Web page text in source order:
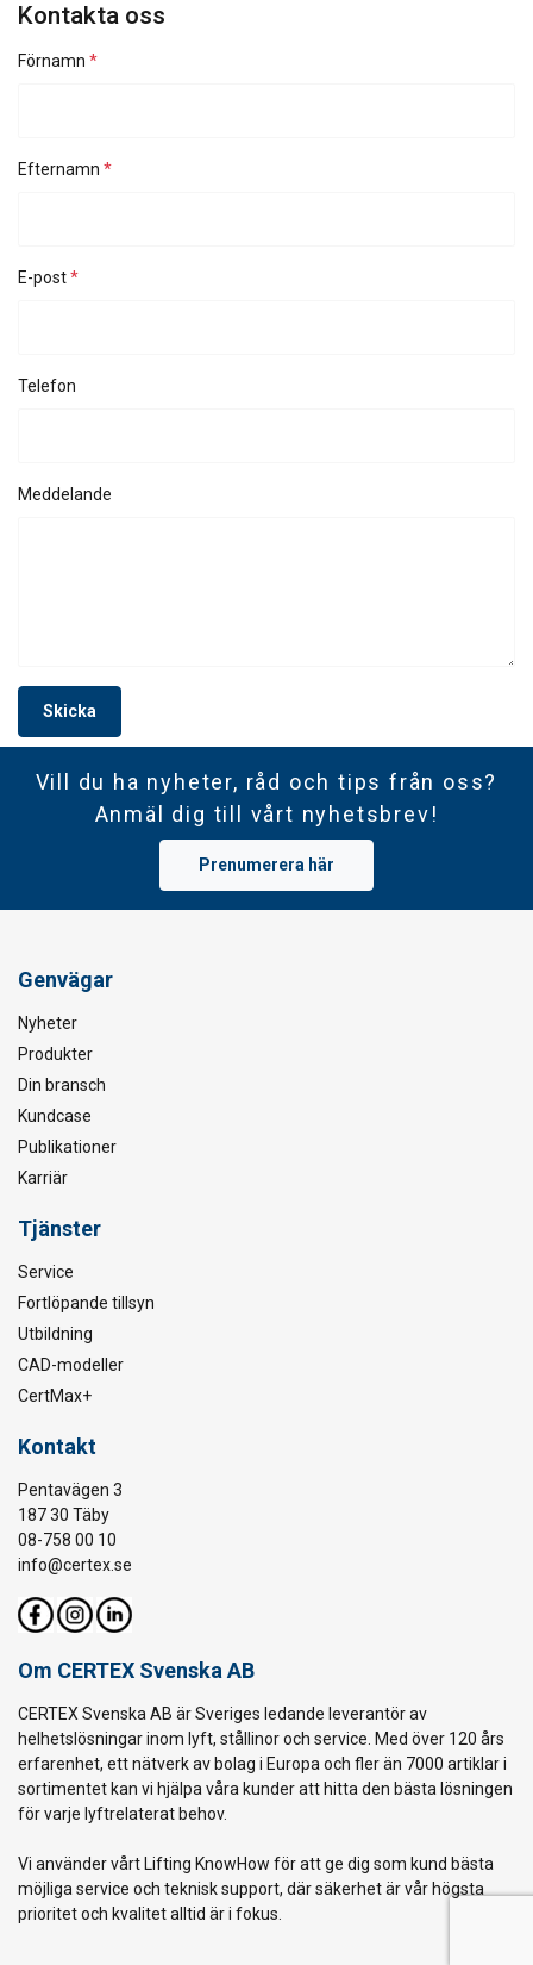
Kontakta oss
Förnamn
Efternamn
E-post
Telefon
Meddelande
Skicka
Vill du ha nyheter, råd och tips från oss?
Anmäl dig till vårt nyhetsbrev!
Prenumerera här
Genvägar
Nyheter
Produkter
Din bransch
Kundcase
Publikationer
Karriär
Tjänster
Service
Fortlöpande tillsyn
Utbildning
CAD-modeller
CertMax+
Kontakt
Pentavägen 3
187 30 Täby
08-758 00 10
info@certex.se
Om CERTEX Svenska AB
CERTEX Svenska AB är Sveriges ledande leverantör av
helhetslösningar inom lyft, stållinor och service. Med över 120 års
erfarenhet, ett nätverk av bolag i Europa och fler än 7000 artiklar i
sortimentet kan vi hjälpa våra kunder att hitta den bästa lösningen
för varje lyftrelaterat behov.
Vi använder vårt Lifting KnowHow för att ge dig som kund bästa
möjliga service och teknisk support, där säkerhet är vår högsta
prioritet och kvalitet alltid är i fokus.
dem eller som de har samlat in från din